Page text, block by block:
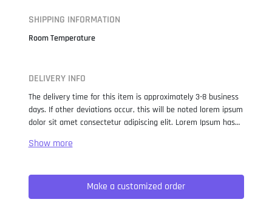
SHIPPING INFORMATION
Room Temperature
DELIVERY INFO
The delivery time for this item is approximately 3-8 business
days. If other deviations occur, this will be noted lorem ipsum
dolor sit amet consectetur adipiscing elit. Lorem Ipsum has
when an unknown printer took a galley of type and
not only five centuries, but also the leap into electronic
typesetting, remaining essentially unchanged. It was
popularised in the 1960s with the release of Letraset sheets
Make a customized order